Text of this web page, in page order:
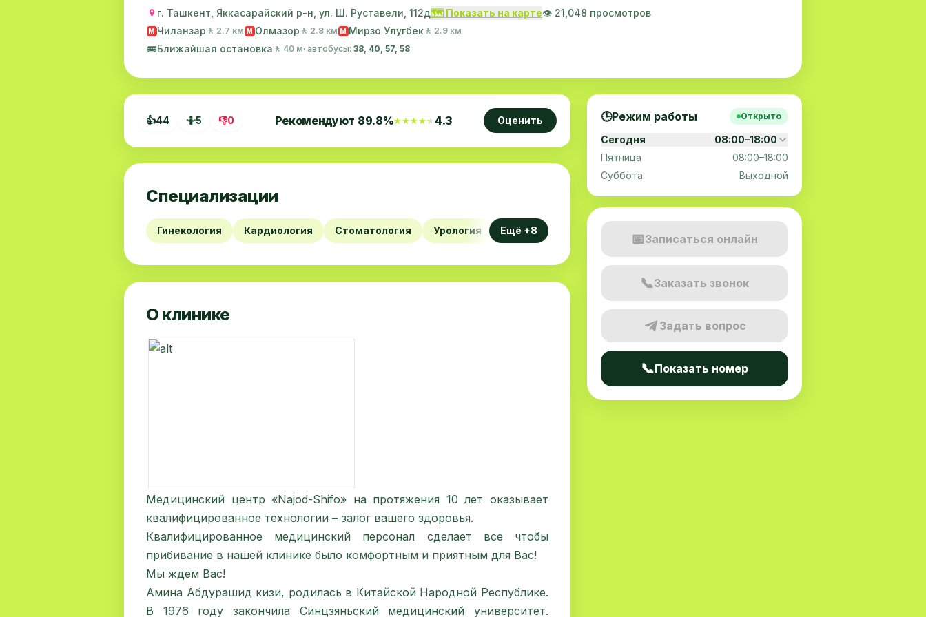
г. Ташкент, Яккасарайский р-н, ул. Ш. Руставели, 112д🗺️ Показать на карте👁️ 21,048 просмотров
M Чиланзар 🚶 2.7 км M Олмазор 🚶 2.8 км M Мирзо Улугбек 🚶 2.9 км
🚌Ближайшая остановка 🚶 40 м· автобусы: 38, 40, 57, 58
👍44 🤷5 👎0 Рекомендуют 89.8%★★★★★
★★★★★4.3 Оценить
Специализации
Гинекология Кардиология Стоматология Урология Ещё +8
О клинике
Медицинский центр «Najod-Shifo» на протяжения 10 лет оказывает
квалифицированное технологии – залог вашего здоровья.
Квалифицированное медицинский персонал сделает все чтобы
прибивание в нашей клинике было комфортным и приятным для Вac!
Мы ждем Вас!
Амина Абдурашид кизи, родилась в Китайской Народной Республике.
В 1976 году закончила Синцзяньский медицинский университет.
🕒Режим работы Открыто
Сегодня
08:00–18:00
Пятница
08:00–18:00
Суббота
Выходной
📅Записаться онлайн
📞Заказать звонок
Задать вопрос
📞Показать номер